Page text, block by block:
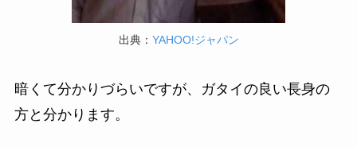
出典： YAHOO!ジャパン
暗くて分かりづらいですが、ガタイの良い長身の
方と分かります。